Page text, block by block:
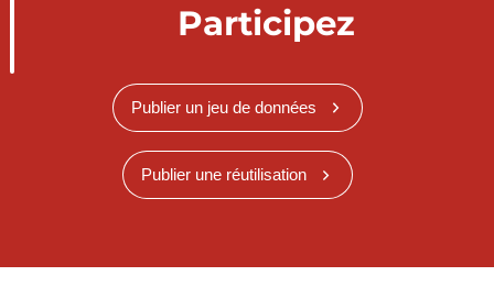
Participez
Publier un jeu de données
Publier une réutilisation